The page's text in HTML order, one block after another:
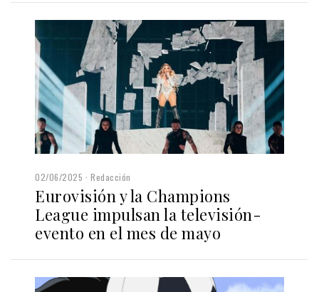
02/06/2025 Redacción
Eurovisión y la Champions
League impulsan la televisión-
evento en el mes de mayo